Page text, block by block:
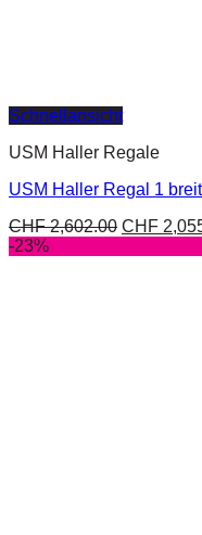
Schnellansicht
USM Haller Regale
USM Haller Regal 1
CHF2,602.00 CHF
-23%